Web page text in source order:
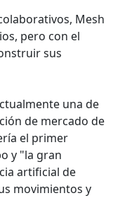
Mesh
pero con el
sus
una de
de mercado de
el primer
y "la gran
artificial de
movimientos y